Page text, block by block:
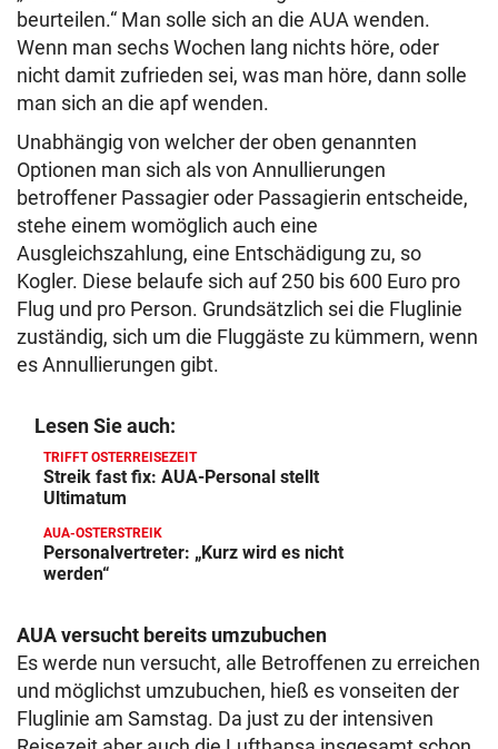
beurteilen.“ Man solle sich an die AUA wenden.
Wenn man sechs Wochen lang nichts höre, oder
nicht damit zufrieden sei, was man höre, dann solle
man sich an die apf wenden.
Unabhängig von welcher der oben genannten
Optionen man sich als von Annullierungen
betroffener Passagier oder Passagierin entscheide,
stehe einem womöglich auch eine
Ausgleichszahlung, eine Entschädigung zu, so
Kogler. Diese belaufe sich auf 250 bis 600 Euro pro
Flug und pro Person. Grundsätzlich sei die Fluglinie
zuständig, sich um die Fluggäste zu kümmern, wenn
es Annullierungen gibt.
Lesen Sie auch:
TRIFFT OSTERREISEZEIT
Streik fast fix: AUA-Personal stellt
Ultimatum
AUA-OSTERSTREIK
Personalvertreter: „Kurz wird es nicht
werden“
AUA versucht bereits umzubuchen
Es werde nun versucht, alle Betroffenen zu erreichen
und möglichst umzubuchen, hieß es vonseiten der
Fluglinie am Samstag. Da just zu der intensiven